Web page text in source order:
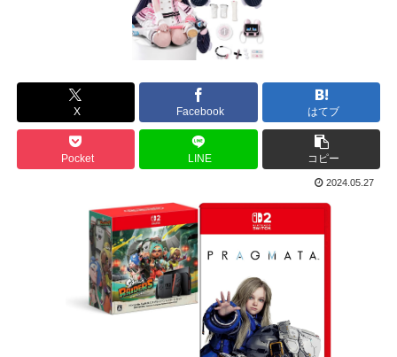
X Facebook はてブ
Pocket LINE コピー
2024.05.27